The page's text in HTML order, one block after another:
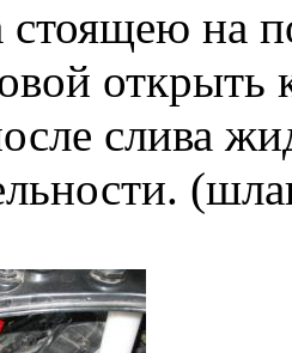
стоящею на
открыть
слива